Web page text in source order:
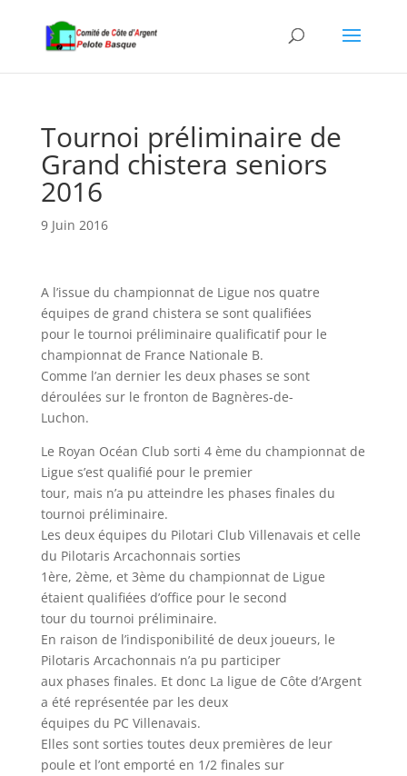
Tournoi préliminaire de
Grand chistera seniors
2016
9 Juin 2016
A l’issue du championnat de Ligue nos quatre
équipes de grand chistera se sont qualifiées
pour le tournoi préliminaire qualificatif pour le
championnat de France Nationale B.
Comme l’an dernier les deux phases se sont
déroulées sur le fronton de Bagnères-de-
Luchon.
Le Royan Océan Club sorti 4 ème du championnat de
Ligue s’est qualifié pour le premier
tour, mais n’a pu atteindre les phases finales du
tournoi préliminaire.
Les deux équipes du Pilotari Club Villenavais et celle
du Pilotaris Arcachonnais sorties
1ère, 2ème, et 3ème du championnat de Ligue
étaient qualifiées d’office pour le second
tour du tournoi préliminaire.
En raison de l’indisponibilité de deux joueurs, le
Pilotaris Arcachonnais n’a pu participer
aux phases finales. Et donc La ligue de Côte d’Argent
a été représentée par les deux
équipes du PC Villenavais.
Elles sont sorties toutes deux premières de leur
poule et l’ont emporté en 1/2 finales sur